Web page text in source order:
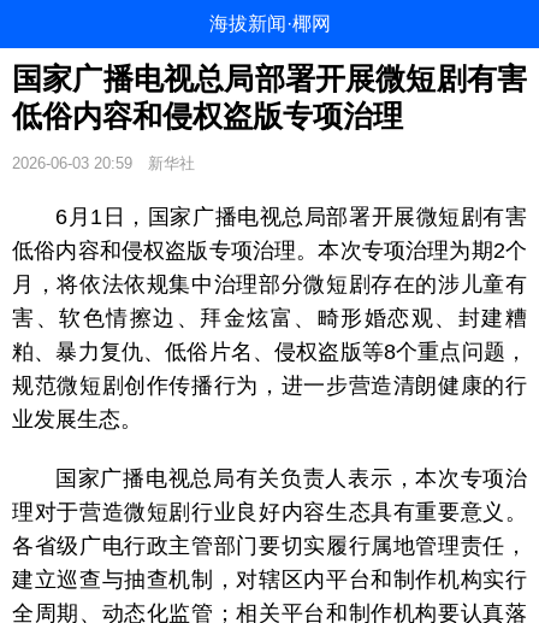
海拔新闻·椰网
国家广播电视总局部署开展微短剧有害
低俗内容和侵权盗版专项治理
2026-06-03 20:59 新华社
6月1日，国家广播电视总局部署开展微短剧有害
低俗内容和侵权盗版专项治理。本次专项治理为期2个
月，将依法依规集中治理部分微短剧存在的涉儿童有
害、软色情擦边、拜金炫富、畸形婚恋观、封建糟
粕、暴力复仇、低俗片名、侵权盗版等8个重点问题，
规范微短剧创作传播行为，进一步营造清朗健康的行
业发展生态。
国家广播电视总局有关负责人表示，本次专项治
理对于营造微短剧行业良好内容生态具有重要意义。
各省级广电行政主管部门要切实履行属地管理责任，
建立巡查与抽查机制，对辖区内平台和制作机构实行
全周期、动态化监管；相关平台和制作机构要认真落